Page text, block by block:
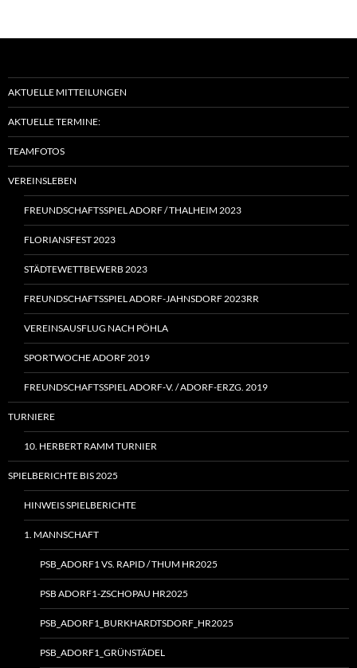
AKTUELLE MITTEILUNGEN
AKTUELLE TERMINE:
TEAMFOTOS
VEREINSLEBEN
FREUNDSCHAFTSSPIEL ADORF / THALHEIM 2023
FLORIANSFEST 2023
STÄDTEWETTBEWERB 2023
FREUNDSCHAFTSSPIEL ADORF-JAHNSDORF 2023RR
VEREINSAUSFLUG NACH PÖHLA
SPORTWOCHE ADORF 2019
FREUNDSCHAFTSSPIEL ADORF‑V. / ADORF-ERZG. 2019
TURNIERE
10. HERBERT RAMM TURNIER
SPIELBERICHTE BIS 2025
HINWEIS SPIELBERICHTE
1. MANNSCHAFT
PSB_ADORF1 VS. RAPID / THUM HR2025
PSB ADORF1-ZSCHOPAU HR2025
PSB_ADORF1_BURKHARDTSDORF_HR2025
PSB_ADORF1_GRÜNSTÄDEL